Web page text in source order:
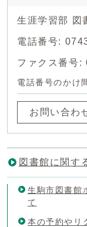
生涯学習部 図
電話番号:
ファクス番号
電話番号のかけ
お問い合わ
図書館に関す
生駒市図書館
て
本の予約やリ